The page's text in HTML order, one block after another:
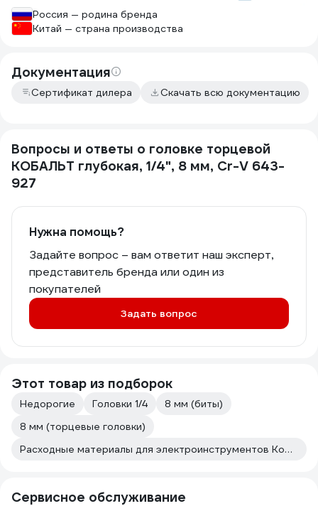
Россия — родина бренда
Китай — страна производства
Документация
Сертификат дилера Скачать всю документацию
Вопросы и ответы о головке торцевой
КОБАЛЬТ глубокая, 1/4", 8 мм, Cr-V 643-
927
Нужна помощь?
Задайте вопрос – вам ответит наш эксперт,
представитель бренда или один из
покупателей
Задать вопрос
Этот товар из подборок
Недорогие Головки 1/4
8 мм (биты)
8 мм (торцевые головки)
Расходные материалы для электроинструментов Кобальт
Сервисное обслуживание